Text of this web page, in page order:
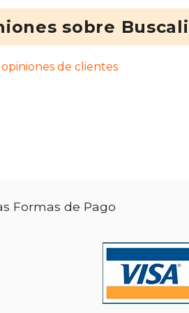
sobre
opiniones de clientes
Formas de Pago